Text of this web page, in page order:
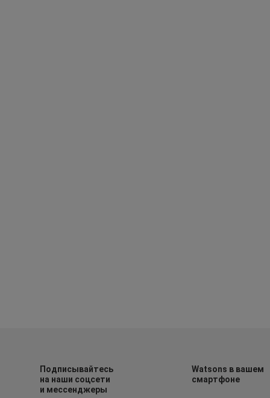
Подписывайтесь
на наши соцсети
и мессенджеры
Watsons в вашем
смартфоне